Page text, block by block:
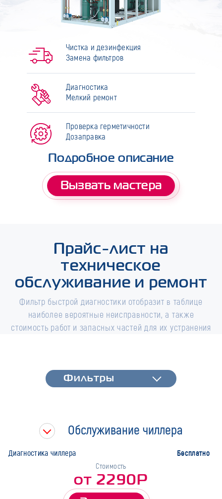
Чистка и дезинфекция
Замена фильтров
Диагностика
Мелкий ремонт
Проверка герметичности
Дозаправка
Подробное описание
Вызвать мастера
Прайс-лист на
техническое
обслуживание и ремонт
Фильтр быстрой диагностики отобразит в таблице
наиболее вероятные неисправности, а также
стоимость работ и запасных частей для их устранения
Фильтры
Марка
Фильтры
Обслуживание чиллера
Диагностика чиллера Бесплатно
Стоимость
от 2290Р